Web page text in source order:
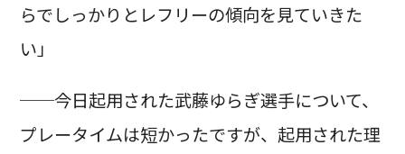
らでしっかりとレフリーの傾向を見ていきた
い」
──今日起用された武藤ゆらぎ選手について、
プレータイムは短かったですが、起用された理